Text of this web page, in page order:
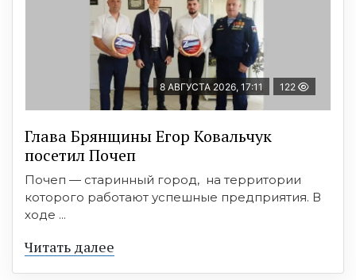
8 АВГУСТА 2026, 17:11 122
Глава Брянщины Егор Ковальчук
посетил Почеп
Почеп — старинный город, на территории
которого работают успешные предприятия. В
ходе ...
Читать далее